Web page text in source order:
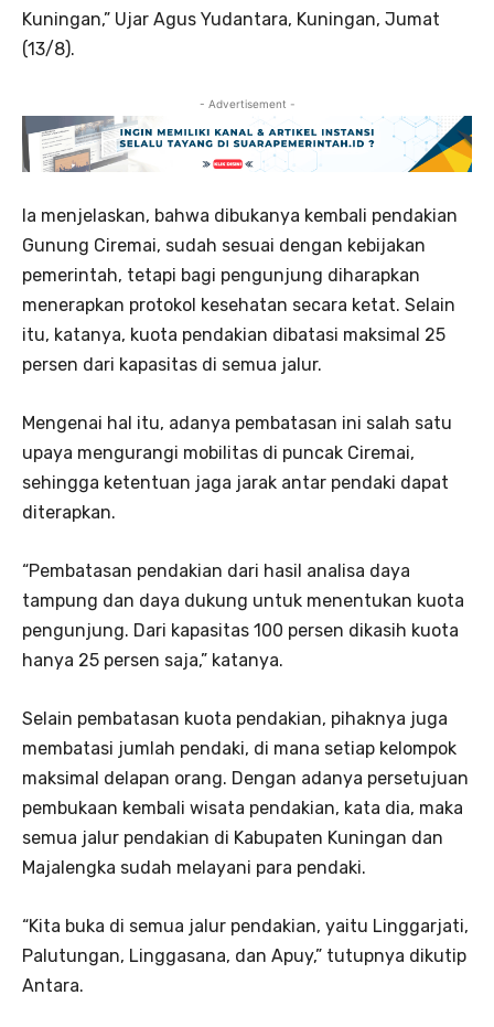
Kuningan,” Ujar Agus Yudantara, Kuningan, Jumat
(13/8).
- Advertisement -
Ia menjelaskan, bahwa dibukanya kembali pendakian
Gunung Ciremai, sudah sesuai dengan kebijakan
pemerintah, tetapi bagi pengunjung diharapkan
menerapkan protokol kesehatan secara ketat. Selain
itu, katanya, kuota pendakian dibatasi maksimal 25
persen dari kapasitas di semua jalur.
Mengenai hal itu, adanya pembatasan ini salah satu
upaya mengurangi mobilitas di puncak Ciremai,
sehingga ketentuan jaga jarak antar pendaki dapat
diterapkan.
“Pembatasan pendakian dari hasil analisa daya
tampung dan daya dukung untuk menentukan kuota
pengunjung. Dari kapasitas 100 persen dikasih kuota
hanya 25 persen saja,” katanya.
Selain pembatasan kuota pendakian, pihaknya juga
membatasi jumlah pendaki, di mana setiap kelompok
maksimal delapan orang. Dengan adanya persetujuan
pembukaan kembali wisata pendakian, kata dia, maka
semua jalur pendakian di Kabupaten Kuningan dan
Majalengka sudah melayani para pendaki.
“Kita buka di semua jalur pendakian, yaitu Linggarjati,
Palutungan, Linggasana, dan Apuy,” tutupnya dikutip
Antara.